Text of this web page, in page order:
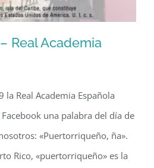
– Real Academia
Real Academia
Real Academia Española
una palabra del día de
«Puertorriqueño, ña».
Rico, «puertorriqueño» es la